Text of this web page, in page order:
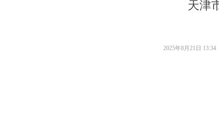
天津
2025年8月21日 13:34